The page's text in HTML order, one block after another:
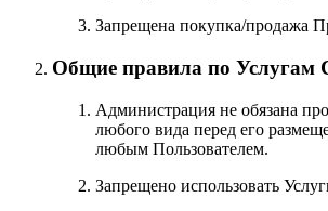
Запрещена покупка/продажа
Общие правила по Услугам
Администрация не обязана
любого вида перед его
любым Пользователем.
Запрещено использовать